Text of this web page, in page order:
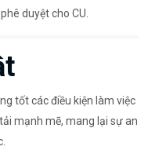
duyệt cho CU.
tốt các điều kiện làm việc
mạnh mẽ, mang lại sự an